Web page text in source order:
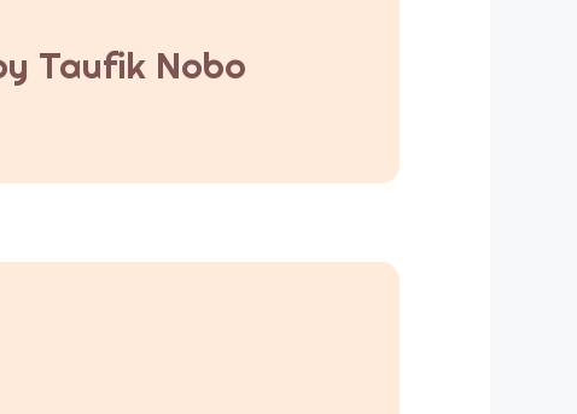
Taufik Nobo